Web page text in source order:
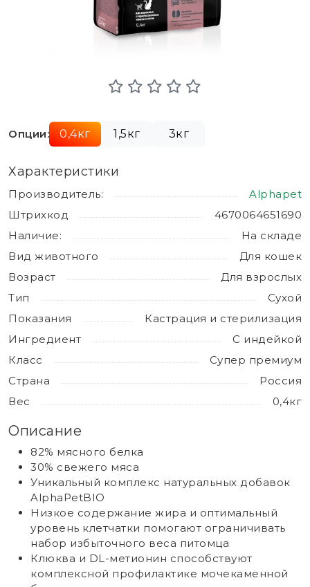
Опции: 0,4кг 1,5кг 3кг
Характеристики
Производитель:
Alphapet
Штрихкод
4670064651690
Наличие:
На складе
Вид животного
Для кошек
Возраст
Для взрослых
Тип
Сухой
Показания
Кастрация и стерилизация
Ингредиент
С индейкой
Класс
Супер премиум
Страна
Россия
Вес
0,4кг
Описание
82% мясного белка
30% свежего мяса
Уникальный комплекс натуральных добавок
AlphaPetBIO
Низкое содержание жира и оптимальный
уровень клетчатки помогают ограничивать
набор избыточного веса питомца
Клюква и DL-метионин способствуют
комплексной профилактике мочекаменной